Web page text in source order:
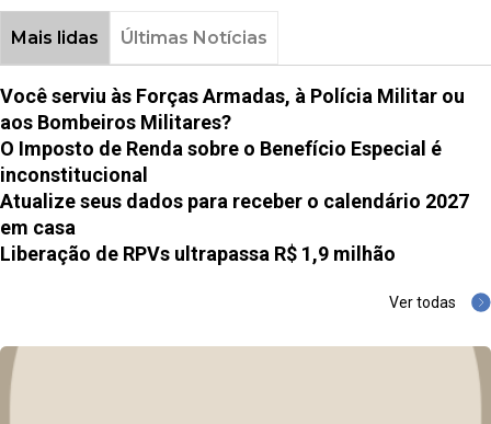
Mais lidas Últimas Notícias
Você serviu às Forças Armadas, à Polícia Militar ou
aos Bombeiros Militares?
O Imposto de Renda sobre o Benefício Especial é
inconstitucional
Atualize seus dados para receber o calendário 2027
em casa
Liberação de RPVs ultrapassa R$ 1,9 milhão
Ver todas